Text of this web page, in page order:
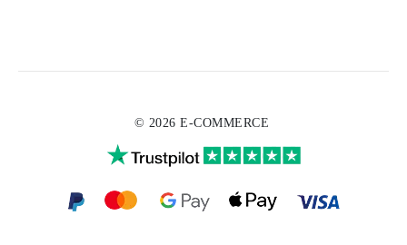
© 2026 E-COMMERCE